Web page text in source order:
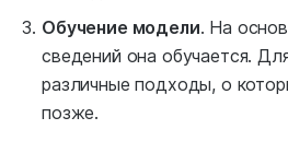
Обучение модели. На
сведений она обучается.
различные подходы, о
позже.